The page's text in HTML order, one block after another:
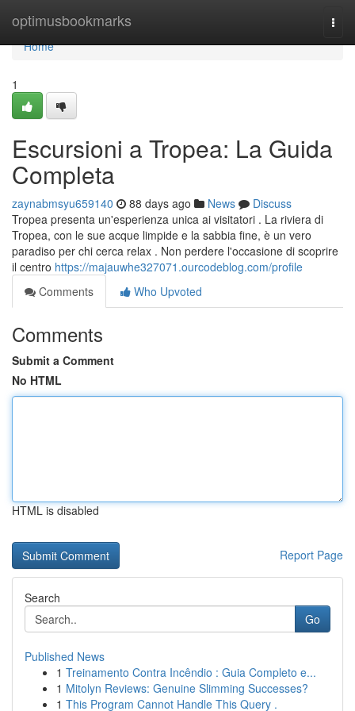
optimusbookmarks
Home
Home
1
Escursioni a Tropea: La Guida
Completa
zaynabmsyu659140 88 days ago News
Discuss
Tropea presenta un'esperienza unica ai visitatori . La riviera di
Tropea, con le sue acque limpide e la sabbia fine, è un vero
paradiso per chi cerca relax . Non perdere l'occasione di scoprire
il centro https://majauwhe327071.ourcodeblog.com/profile
Comments
Who Upvoted
Comments
Submit a Comment
No HTML
HTML is disabled
Report Page
Search
Go
Published News
1 Treinamento Contra Incêndio : Guia Completo e...
1 Mitolyn Reviews: Genuine Slimming Successes?
1 This Program Cannot Handle This Query .